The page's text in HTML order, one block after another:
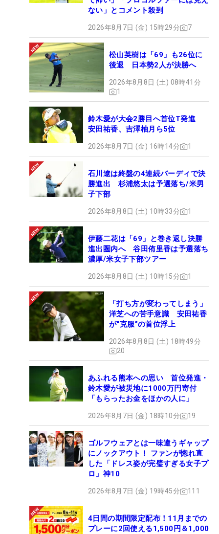
ない」とコメント殺到
2026年8月7日 (金) 15時29分 7
松山英樹は「69」も26位に
後退 日本勢2人が決勝へ
2026年8月8日 (土) 08時41分
1
鈴木愛が大会2勝目へ首位T発進
安田祐香、吉澤柚月ら5位
2026年8月7日 (金) 16時14分 1
石川遼は終盤の4連続バーディで決
勝進出 杉浦悠太は予選落ち/米男
子下部
2026年8月8日 (土) 10時33分 1
伊藤二花は「69」と巻き返し決勝
進出圏内へ 谷田侑里香は予選落ち
濃厚/米女子下部ツアー
2026年8月8日 (土) 10時15分 1
「打ち方が変わってしまう」
洋芝への苦手意識 安田祐香
が“克服”の首位浮上
2026年8月8日 (土) 18時49分
20
あふれる熊本への思い 首位発進・
鈴木愛が被災地に1000万円寄付
「もらったお金をほかの人に」
2026年8月7日 (金) 18時10分 19
ゴルフウェアとは一味違うギャップ
にノックアウト！ ファンが惚れ直
した「ドレス姿が完璧すぎる女子プ
ロ」神10
2026年8月7日 (金) 19時45分 111
4日間の期間限定配布！11月までの
プレーに2回使える1,500円＆1,000